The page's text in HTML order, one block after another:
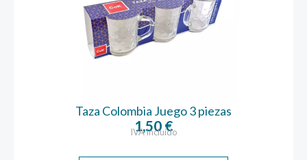
Taza Colombia Juego 3 piezas
1,50 €
IVA incluido